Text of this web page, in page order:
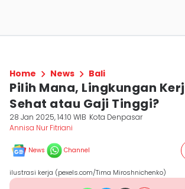
Home News Bali
Pilih Mana, Lingkungan
Sehat atau Gaji Tinggi?
28 Jan 2025, 14:10 WIB Kota Denpasar
Annisa Nur Fitriani
News Channel
ilustrasi kerja (pexels.com/Tima Miroshnichenko)